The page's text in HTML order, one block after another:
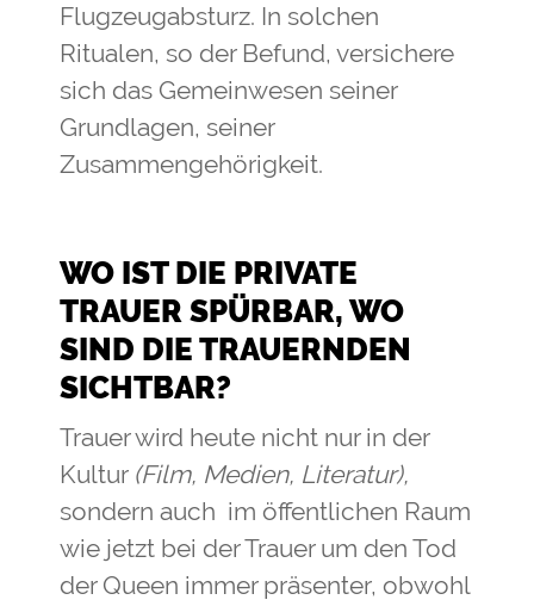
Flugzeugabsturz. In solchen
Ritualen, so der Befund, versichere
sich das Gemeinwesen seiner
Grundlagen, seiner
Zusammengehörigkeit.
WO IST DIE PRIVATE
TRAUER SPÜRBAR, WO
SIND DIE TRAUERNDEN
SICHTBAR?
Trauer wird heute nicht nur in der
Kultur (Film, Medien, Literatur),
sondern auch im öffentlichen Raum
wie jetzt bei der Trauer um den Tod
der Queen immer präsenter, obwohl